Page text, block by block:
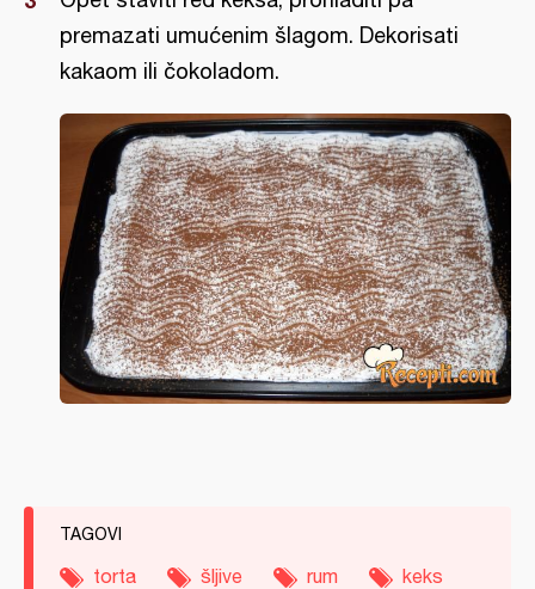
premazati umućenim šlagom. Dekorisati
kakaom ili čokoladom.
TAGOVI
torta šljive rum
keks